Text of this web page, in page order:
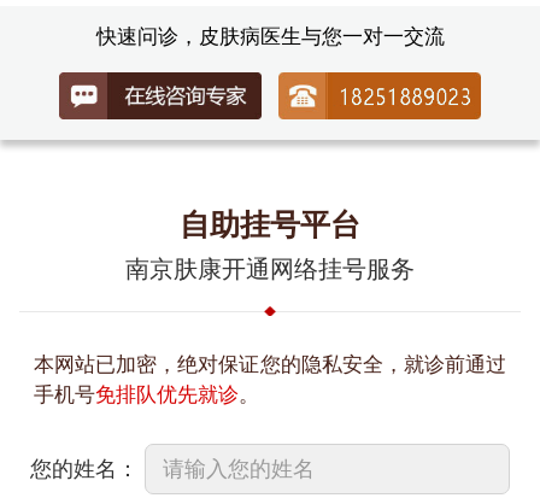
快速问诊，皮肤病医生与您一对一交流
自助挂号平台
南京肤康开通网络挂号服务
本网站已加密，绝对保证您的隐私安全，就诊前通过
手机号免排队优先就诊。
您的姓名：